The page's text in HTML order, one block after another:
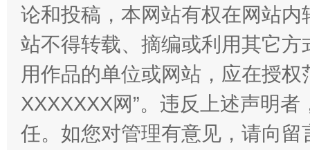
国家大学科技园优化重塑工作
论和投稿，本网站有权在网站
站不得转载、摘编或利用其它
用作品的单位或网站，应在授
XXXXXXX网”。违反上述声明
任。如您对管理有意见，请向